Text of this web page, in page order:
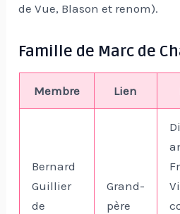
de Vue, Blason et renom).
Famille de Marc de
Membre Lien
Bernard
Guillier
de
Grand-
père